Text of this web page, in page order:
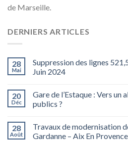
de Marseille.
DERNIERS ARTICLES
28
Mai
Suppression des lignes
Juin 2024
20
Déc
Gare de l’Estaque : Vers un
publics ?
28
Août
Travaux de modernisation
Gardanne – Aix En Provence